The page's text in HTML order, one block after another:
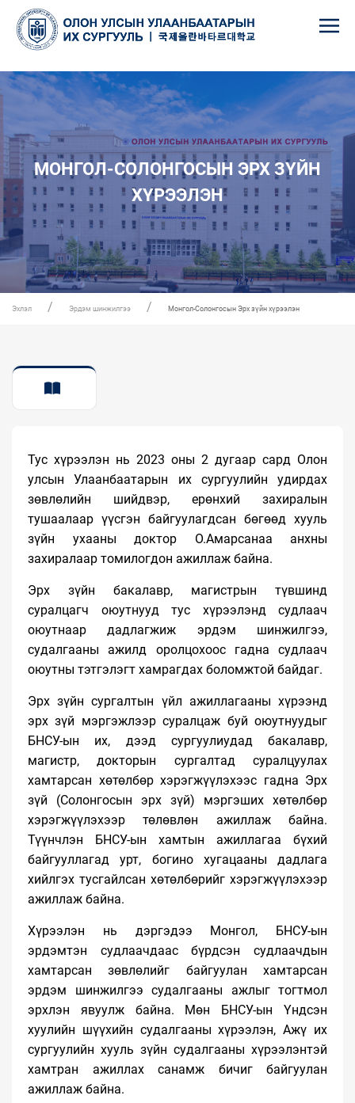
МОНГОЛ-СОЛОНГОСЫН ЭРХ ЗҮЙН
ХҮРЭЭЛЭН
Эхлэл Эрдэм шинжилгээ Монгол-Солонгосын Эрх зүйн хүрээлэн
Тус хүрээлэн нь 2023 оны 2 дугаар сард Олон
улсын Улаанбаатарын их сургуулийн удирдах
зөвлөлийн шийдвэр, ерөнхий захиралын
тушаалаар үүсгэн байгуулагдсан бөгөөд хууль
зүйн ухааны доктор О.Амарсанаа анхны
захиралаар томилогдон ажиллаж байна.
Эрх зүйн бакалавр, магистрын түвшинд
суралцагч оюутнууд тус хүрээлэнд судлаач
оюутнаар дадлагжиж эрдэм шинжилгээ,
судалгааны ажилд оролцохоос гадна судлаач
оюутны тэтгэлэгт хамрагдах боломжтой байдаг.
Эрх зүйн сургалтын үйл ажиллагааны хүрээнд
эрх зүй мэргэжлээр суралцаж буй оюутнуудыг
БНСУ-ын их, дээд сургуулиудад бакалавр,
магистр, докторын сургалтад суралцуулах
хамтарсан хөтөлбөр хэрэгжүүлэхээс гадна Эрх
зүй (Солонгосын эрх зүй) мэргэших хөтөлбөр
хэрэгжүүлэхээр төлөвлөн ажиллаж байна.
Түүнчлэн БНСУ-ын хамтын ажиллагаа бүхий
байгууллагад урт, богино хугацааны дадлага
хийлгэх тусгайлсан хөтөлбөрийг хэрэгжүүлэхээр
ажиллаж байна.
Хүрээлэн нь дэргэдээ Монгол, БНСУ-ын
эрдэмтэн судлаачдаас бүрдсэн судлаачдын
хамтарсан зөвлөлийг байгуулан хамтарсан
эрдэм шинжилгээ судалгааны ажлыг тогтмол
эрхлэн явуулж байна. Мөн БНСУ-ын Үндсэн
хуулийн шүүхийн судалгааны хүрээлэн, Ажү их
сургуулийн хууль зүйн судалгааны хүрээлэнтэй
хамтран ажиллах санамж бичиг байгуулан
ажиллаж байна.